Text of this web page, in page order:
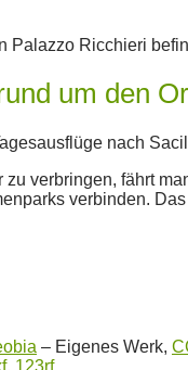
Palazzo Ricchieri
um den
nach
zu verbringen, fährt
verbinden.
– Eigenes Werk,
, 123rf